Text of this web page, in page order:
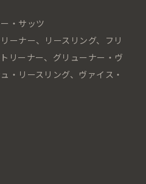
・サッツ
ーナー、リースリング、フリ
リーナー、グリューナー・ヴ
・リースリング、ヴァイス・